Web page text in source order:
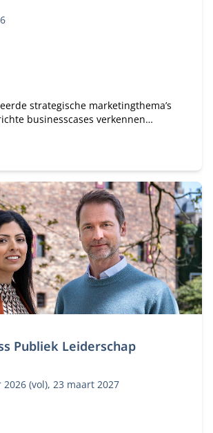
strategische marketingthema’s
businesscases verkennen
Publiek Leiderschap
(vol), 23 maart 2027